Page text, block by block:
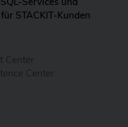
STACKIT-Kunden
Center
Center